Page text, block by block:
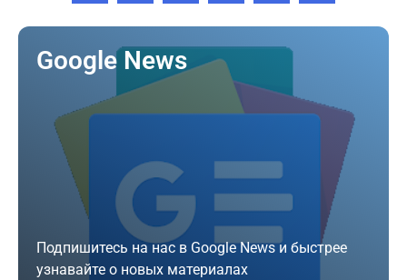
Google News
Подпишитесь на нас в Google News и быстрее
узнавайте о новых материалах